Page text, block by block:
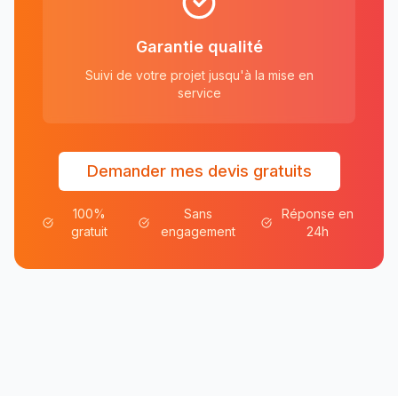
Garantie qualité
Suivi de votre projet jusqu'à la mise en
service
Demander mes devis gratuits
100%
gratuit
Sans
engagement
Réponse en
24h